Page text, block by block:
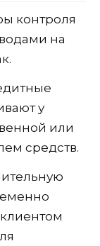
контроля
на
у
или
средств.